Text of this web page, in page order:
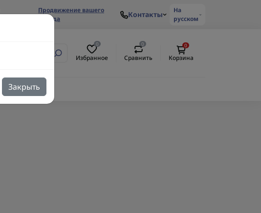
Продвижение вашего
бренда
Контакты
На
русском
0
Избранное
0
Сравнить
0
Корзина
Закрыть